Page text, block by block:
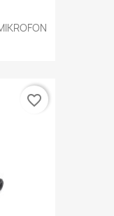
favorite_border